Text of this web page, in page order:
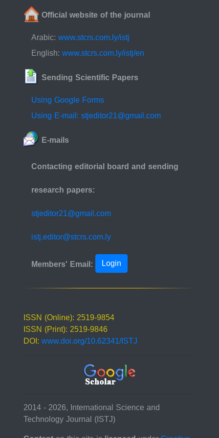
were at acceptable values compared to the Wrought
SS321 and cast SS (CF) alloys, an austenitic stainless
steel, where the lowest value was (200 and 198) MPa
and the highest value was (559 and 315) MPa,
respectively. The hardness values were between (145
to 149). Key words: sandcasting, Austenitic SS321,
SS304, FeTi.
Official website of the journal
Arabic:www.stcrs.com.ly/istj
English:www.stcrs.com.ly/istj/en
Sending Scientific Papers
Using Google Forms
Using E-mail: stjeditor21@gmail.com
E-mails
Contacting editorial board and sending
research papers:
stjeditor21@gmail.com
istj.editor@stcrs.com.ly
Members' Email:
Login
ISSN (Online): 2519-9854
ISSN (Print): 2519-9846
DOI:www.doi.org/10.62341/ISTJ
2014 - 2026, International Science and
Technology Journal (ISTJ)